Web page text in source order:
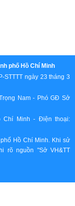
phố Hồ Chí Minh
STTTT ngày 23 tháng 3
Nam - Phó GĐ Sở
Chí Minh - Điện thoại:
Hồ Chí Minh. Khi sử
rõ nguồn "Sở VH&TT